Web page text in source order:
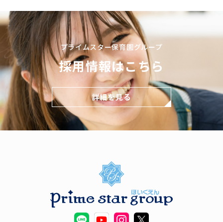
プライムスター保育園グループ
採用情報はこちら
詳細を見る